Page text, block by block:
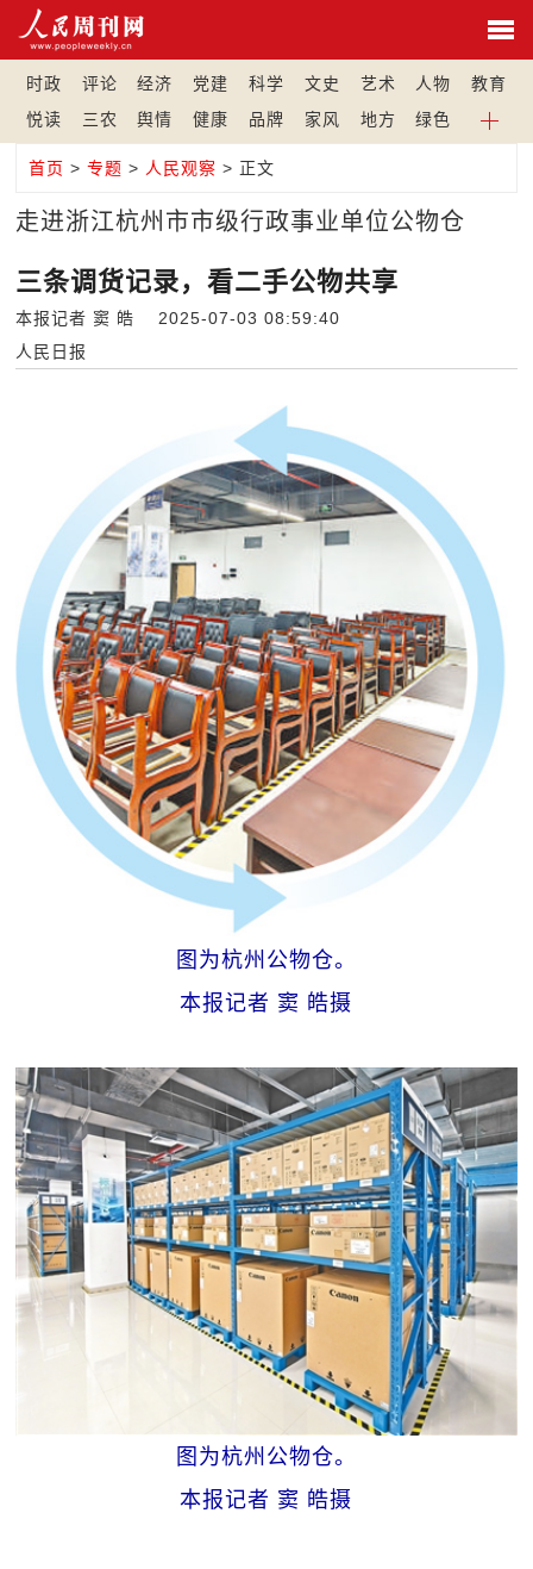
时政 评论 经济 党建 科学 文史 艺术 人物
教育
悦读
三农 舆情 健康 品牌 家风 地方 绿色
首页 >专题 > 人民观察 > 正文
走进浙江杭州市市级行政事业单位公物仓
三条调货记录，看二手公物共享
本报记者 窦 皓 2025-07-03 08:59:40
人民日报
图为杭州公物仓。
本报记者 窦 皓摄
图为杭州公物仓。
本报记者 窦 皓摄